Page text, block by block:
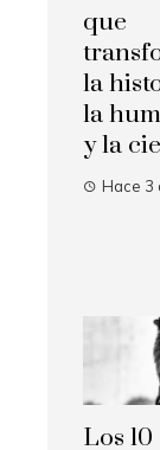
que
la
la
y la
Hace 3
Los 10